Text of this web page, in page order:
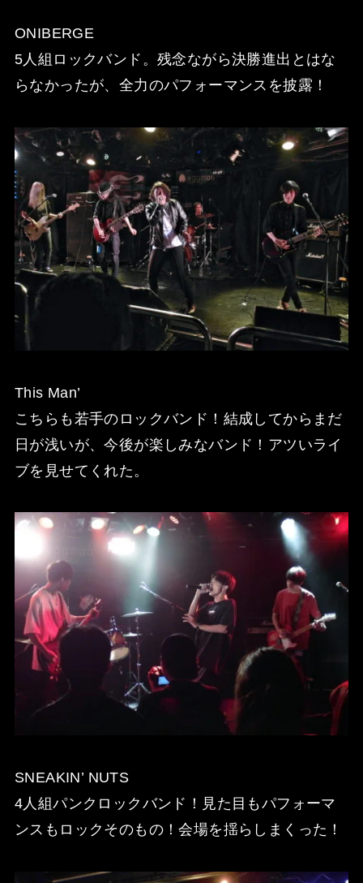
ONIBERGE
5人組ロックバンド。残念ながら決勝進出とはな
らなかったが、全力のパフォーマンスを披露！
This Man’
こちらも若手のロックバンド！結成してからまだ
日が浅いが、今後が楽しみなバンド！アツいライ
ブを見せてくれた。
SNEAKIN’ NUTS
4人組パンクロックバンド！見た目もパフォーマ
ンスもロックそのもの！会場を揺らしまくった！